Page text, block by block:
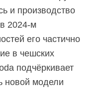
и производство
2024-м
его частично
в чешских
подчёркивает
новой модели